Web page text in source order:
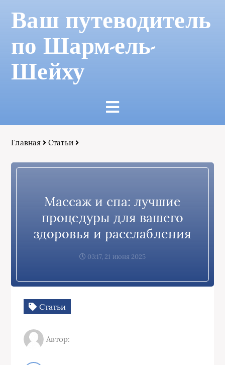
Ваш путеводитель
по Шарм-ель-
Шейху
Главная Статьи
Массаж и спа: лучшие
процедуры для вашего
здоровья и расслабления
03:17, 21 июня 2025
Статьи
Автор: